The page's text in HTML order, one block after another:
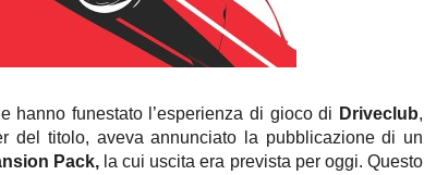
hanno funestato l’esperienza di gioco di Driveclub,
del titolo, aveva annunciato la pubblicazione di un
Pack, la cui uscita era prevista per oggi. Questo